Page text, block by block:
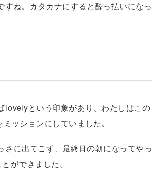
ね。カタカナにすると酔っ払いになっ
lovelyという印象があり、わたしはこの
ッションにしていました。
に出てこず、最終日の朝になってやっ
ができました。